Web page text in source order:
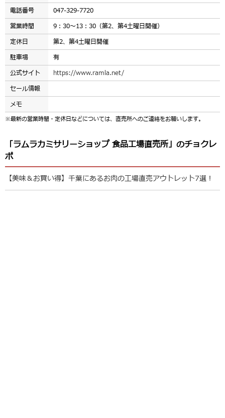
電話番号
047-329-7720
営業時間
9：30～13：30（第2、第4土曜日開催）
定休日
第2、第4土曜日開催
駐車場
有
公式サイト
https://www.ramla.net/
セール情報
メモ
※最新の営業時間・定休日などについては、直売所へのご連絡をお願いします。
「ラムラカミサリーショップ 食品工場直売所」のチョクレ
ポ
【美味＆お買い得】千葉にあるお肉の工場直売アウトレット7選！